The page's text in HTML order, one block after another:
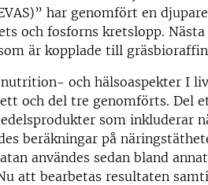
har genomfört en
och fosforns kretslopp.
är kopplade till
och hälsoaspekter I
och del tre genomförts. Del
som inkluderar
beräkningar på
användes sedan bland
att bearbetas resultaten